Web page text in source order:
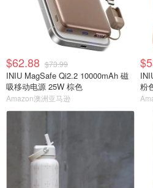
$62.88 $73.99
INIU MagSafe Qi2.2 10000mAh 磁
吸移动电源 25W 棕色
Amazon澳洲亚马逊
粉